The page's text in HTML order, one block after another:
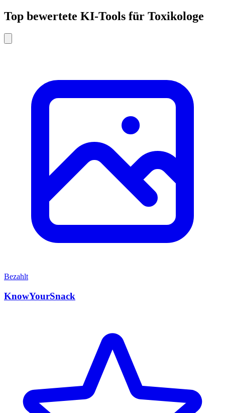
Top bewertete KI-Tools für Toxikologe
Bezahlt
KnowYourSnack